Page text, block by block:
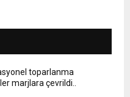
toparlanma
marjlara çevrildi..